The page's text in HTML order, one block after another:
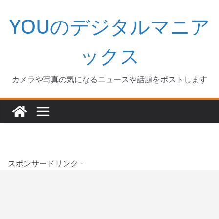
キ
YOUのデジタルマニア
ックス
カメラや写真の気になるニュースや話題をポストします
スポンサードリンク -